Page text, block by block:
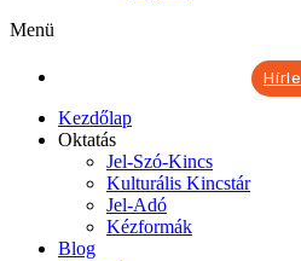
Menü
Kezdőlap
Oktatás
Jel-Szó-Kincs
Kulturális Kincstár
Jel-Adó
Kézformák
Blog